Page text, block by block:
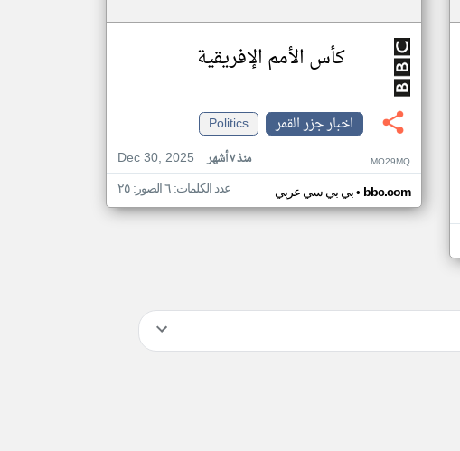
كأس الأمم الإفريقية
اخبار جزر القمر
Politics
Dec 30, 2025
منذ ٧ أشهر MO29MQ
بي بي سي عربي• bbc.com عدد الكلمات: ٦ الصور: ٢٥